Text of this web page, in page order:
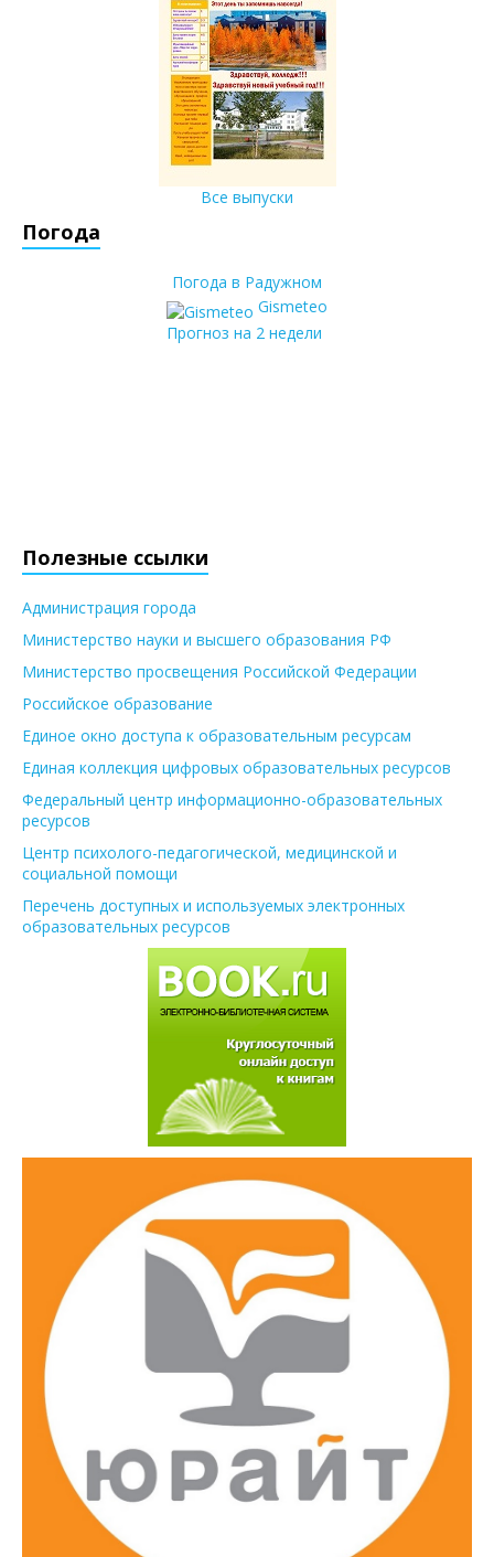
Все выпуски
Погода
Погода в Радужном
Gismeteo
Прогноз на 2 недели
Полезные ссылки
Администрация города
Министерство науки и высшего образования РФ
Министерство просвещения Российской Федерации
Российское образование
Единое окно доступа к образовательным ресурсам
Единая коллекция цифровых образовательных ресурсов
Федеральный центр информационно-образовательных
ресурсов
Центр психолого-педагогической, медицинской и
социальной помощи
Перечень доступных и используемых электронных
образовательных ресурсов